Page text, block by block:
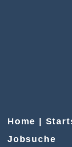
Home |
Jobsuche